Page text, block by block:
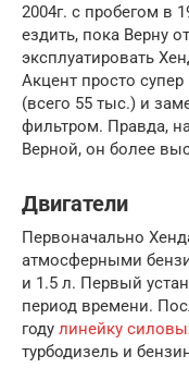
2004г. с пробегом в
ездить, пока Верну
эксплуатировать
Акцент просто
(всего 55 тыс.) и
фильтром. Правда,
Верной, он более
Двигатели
Первоначально
атмосферными
и 1.5 л. Первый
период времени.
году линейку
турбодизель и